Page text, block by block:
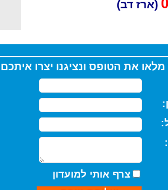
(ארז דב)
את הטופס ונציגנו יצרו